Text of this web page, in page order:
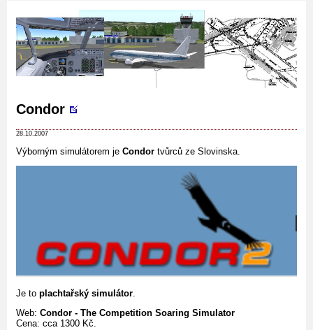
Condor
28.10.2007
Výborným simulátorem je Condor tvůrců ze Slovinska.
Je to plachtařský simulátor
Web: Condor - The Competition Soaring Simulator
Cena: cca 1300 Kč.